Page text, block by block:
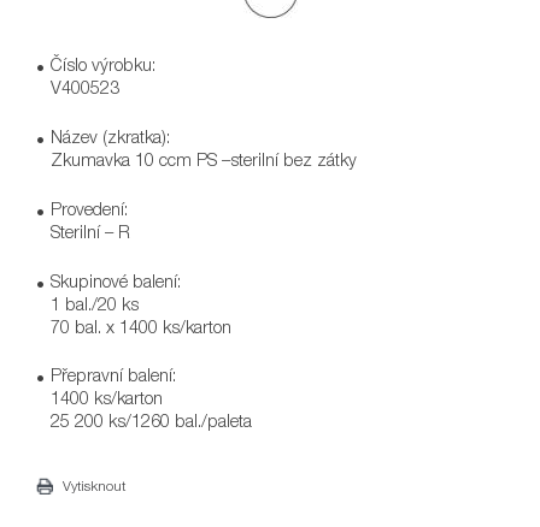
Číslo výrobku:
V400523
Název (zkratka):
Zkumavka 10 ccm PS –sterilní bez zátky
Provedení:
Sterilní – R
Skupinové balení:
1 bal./20 ks
70 bal. x 1400 ks/karton
Přepravní balení:
1400 ks/karton
25 200 ks/1260 bal./paleta
Vytisknout